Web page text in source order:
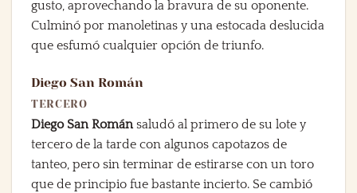
gusto, aprovechando la bravura de su oponente.
Culminó por manoletinas y una estocada deslucida
que esfumó cualquier opción de triunfo.
Diego San Román
TERCERO
Diego San Románsaludó al primero de su lote y
tercero de la tarde con algunos capotazos de
tanteo, pero sin terminar de estirarse con un toro
que de principio fue bastante incierto. Se cambió